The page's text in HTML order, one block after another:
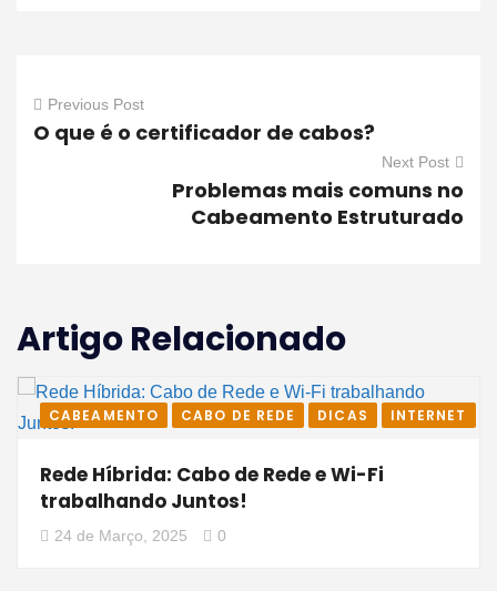
Previous Post
O que é o certificador de cabos?
Next Post
Problemas mais comuns no
Cabeamento Estruturado
Artigo Relacionado
CABEAMENTO CABO DE REDE DICAS INTERNET
Rede Híbrida: Cabo de Rede e Wi-Fi
trabalhando Juntos!
24 de Março, 2025 0